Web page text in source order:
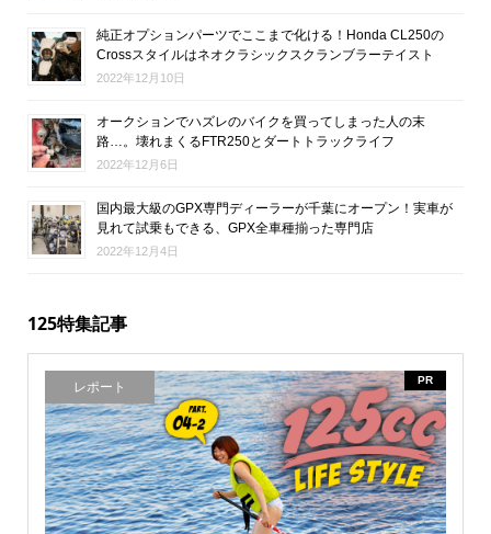
純正オプションパーツでここまで化ける！Honda CL250の
Crossスタイルはネオクラシックスクランブラーテイスト
2022年12月10日
オークションでハズレのバイクを買ってしまった人の末
路…。壊れまくるFTR250とダートトラックライフ
2022年12月6日
国内最大級のGPX専門ディーラーが千葉にオープン！実車が
見れて試乗もできる、GPX全車種揃った専門店
2022年12月4日
125特集記事
レポート PR